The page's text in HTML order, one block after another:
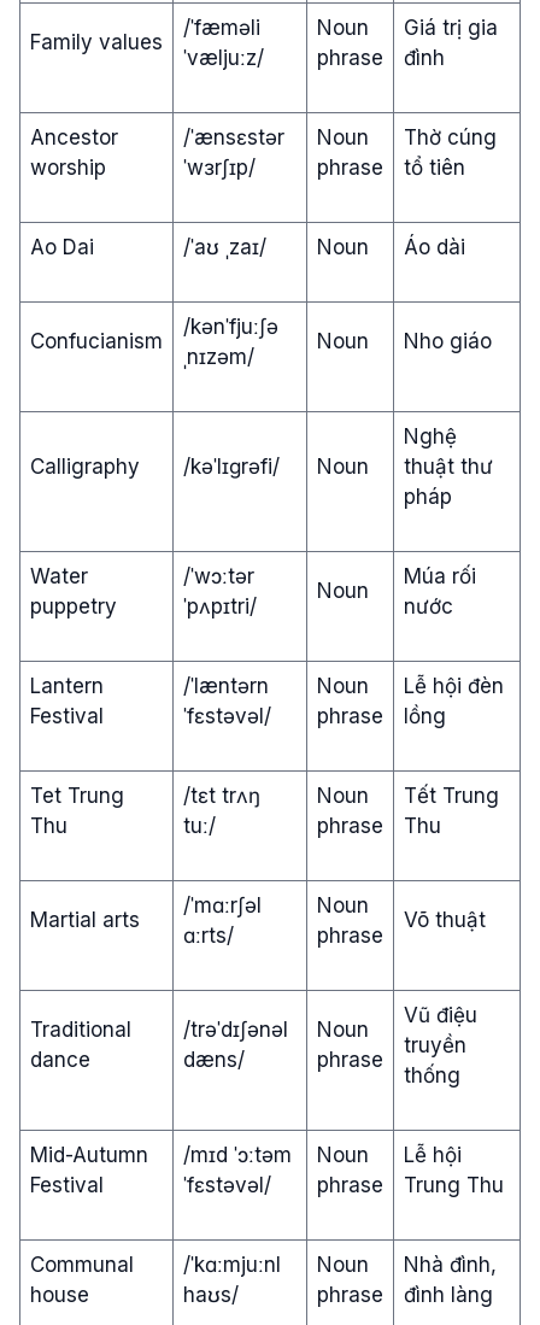
Family values
/ˈfæməli
ˈvæljuːz/
Noun
phrase
Giá trị gia
đình
Ancestor
worship
/ˈænsɛstər
ˈwɜrʃɪp/
Noun
phrase
Thờ cúng
tổ tiên
Ao Dai /ˈaʊ ˌzaɪ/ Noun Áo dài
Confucianism
/kənˈfjuːʃə
ˌnɪzəm/
Noun Nho giáo
Calligraphy /kəˈlɪɡrəfi/ Noun
Nghệ
thuật thư
pháp
Water
puppetry
/ˈwɔːtər
ˈpʌpɪtri/
Noun
Múa rối
nước
Lantern
Festival
/ˈlæntərn
ˈfɛstəvəl/
Noun
phrase
Lễ hội đèn
lồng
Tet Trung
Thu
/tɛt trʌŋ
tuː/
Noun
phrase
Tết Trung
Thu
Martial arts
/ˈmɑːrʃəl
ɑːrts/
Noun
phrase
Võ thuật
Traditional
dance
/trəˈdɪʃənəl
dæns/
Noun
phrase
Vũ điệu
truyền
thống
Mid-Autumn
Festival
/mɪd ˈɔːtəm
ˈfɛstəvəl/
Noun
phrase
Lễ hội
Trung Thu
Communal
house
/ˈkɑːmjuːnl
haʊs/
Noun
phrase
Nhà đình,
đình làng